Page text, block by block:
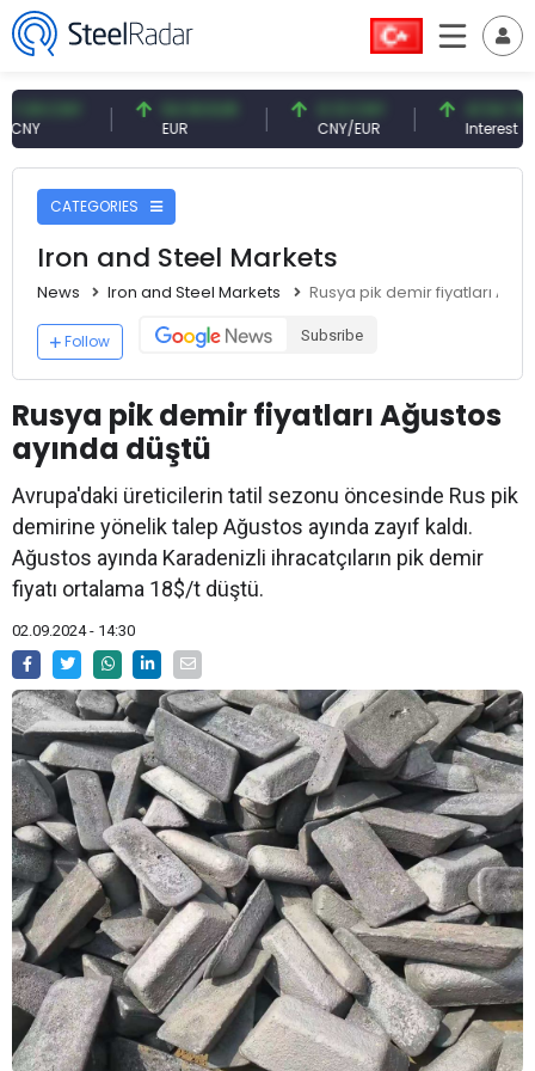
54.93 EUR 0.13 CNY
CNY/EUR
41.54 TRY
Interest
CATEGORIES
Iron and Steel Markets
News Iron and Steel Markets Rusya pik demir fiyatları
Follow Subsribe
Rusya pik demir fiyatları Ağustos
ayında düştü
Avrupa'daki üreticilerin tatil sezonu öncesinde Rus pik
demirine yönelik talep Ağustos ayında zayıf kaldı.
Ağustos ayında Karadenizli ihracatçıların pik demir
fiyatı ortalama 18$/t düştü.
02.09.2024 - 14:30